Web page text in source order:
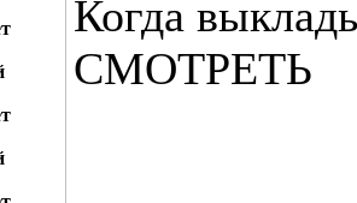
Когда
СМОТРЕТЬ